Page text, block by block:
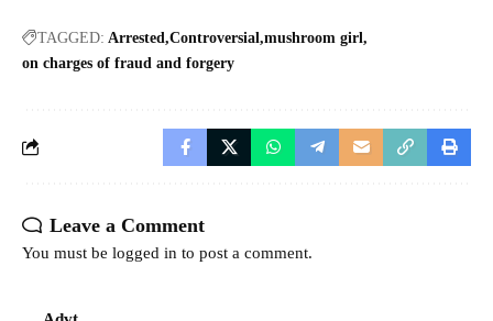
TAGGED: Arrested Controversial mushroom girl
on charges of fraud and forgery
Leave a Comment
You must be logged in to post a comment.